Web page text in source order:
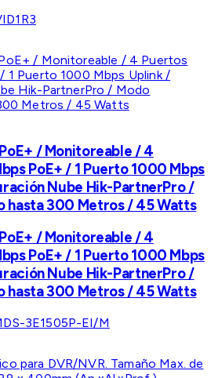
/ Monitoreable / 4
PoE+ / 1 Puerto 1000 Mbps
Nube Hik-PartnerPro /
hasta 300 Metros / 45 Watts
/ Monitoreable / 4
PoE+ / 1 Puerto 1000 Mbps
Nube Hik-PartnerPro /
hasta 300 Metros / 45 Watts
DS-3E1505P-EI/M